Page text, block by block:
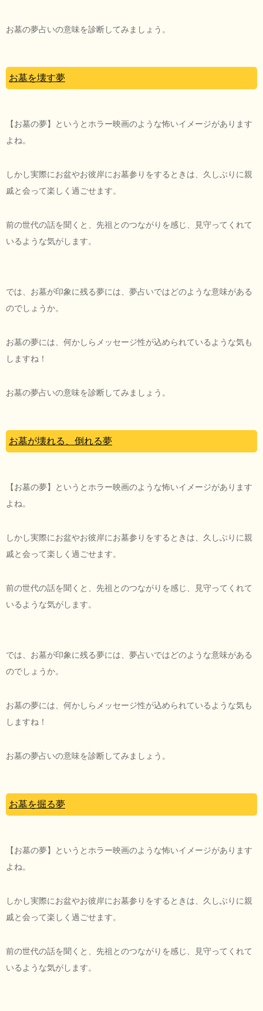
お墓の夢占いの意味を診断してみましょう。
お墓を壊す夢
【お墓の夢】というとホラー映画のような怖いイメージがあります
よね。
しかし実際にお盆やお彼岸にお墓参りをするときは、久しぶりに親
戚と会って楽しく過ごせます。
前の世代の話を聞くと、先祖とのつながりを感じ、見守ってくれて
いるような気がします。
では、お墓が印象に残る夢には、夢占いではどのような意味がある
のでしょうか。
お墓の夢には、何かしらメッセージ性が込められているような気も
しますね！
お墓の夢占いの意味を診断してみましょう。
お墓が壊れる、倒れる夢
【お墓の夢】というとホラー映画のような怖いイメージがあります
よね。
しかし実際にお盆やお彼岸にお墓参りをするときは、久しぶりに親
戚と会って楽しく過ごせます。
前の世代の話を聞くと、先祖とのつながりを感じ、見守ってくれて
いるような気がします。
では、お墓が印象に残る夢には、夢占いではどのような意味がある
のでしょうか。
お墓の夢には、何かしらメッセージ性が込められているような気も
しますね！
お墓の夢占いの意味を診断してみましょう。
お墓を掘る夢
【お墓の夢】というとホラー映画のような怖いイメージがあります
よね。
しかし実際にお盆やお彼岸にお墓参りをするときは、久しぶりに親
戚と会って楽しく過ごせます。
前の世代の話を聞くと、先祖とのつながりを感じ、見守ってくれて
いるような気がします。